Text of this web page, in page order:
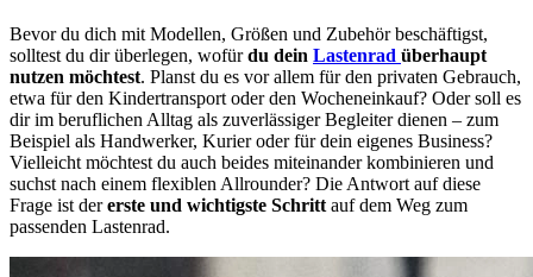
Bevor du dich mit Modellen, Größen und Zubehör beschäftigst,
solltest du dir überlegen, wofürdu dein Lastenrad überhaupt
nutzen möchtest. Planst du es vor allem für den privaten Gebrauch,
etwa für den Kindertransport oder den Wocheneinkauf? Oder soll es
dir im beruflichen Alltag als zuverlässiger Begleiter dienen – zum
Beispiel als Handwerker, Kurier oder für dein eigenes Business?
Vielleicht möchtest du auch beides miteinander kombinieren und
suchst nach einem flexiblen Allrounder? Die Antwort auf diese
Frage ist dererste und wichtigste Schritt auf dem Weg zum
passenden Lastenrad.